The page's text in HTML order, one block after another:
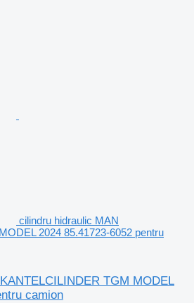
cilindru hidraulic MAN
2024 85.41723-6052 pentru
TGM MODEL
camion